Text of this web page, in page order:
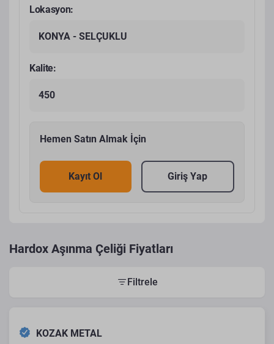
Lokasyon:
KONYA - SELÇUKLU
Kalite:
450
Hemen Satın Almak İçin
Kayıt Ol Giriş Yap
Hardox Aşınma Çeliği Fiyatları
Filtrele
KOZAK METAL